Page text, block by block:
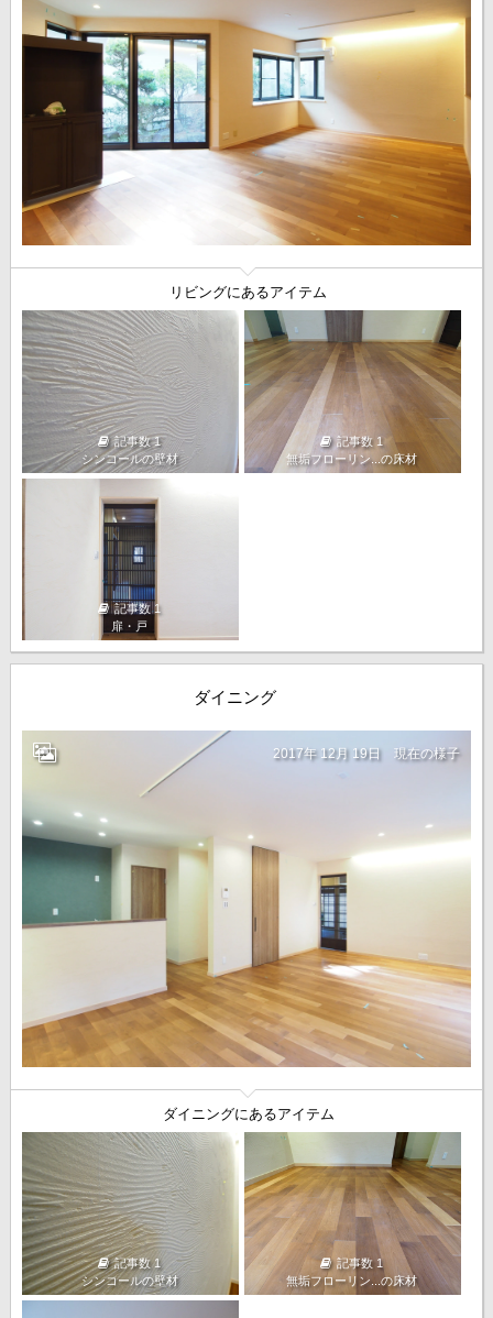
リビングにあるアイテム
記事数 1
シンコールの壁材
記事数 1
無垢フローリン...の床材
記事数 1
扉・戸
ダイニング
2017年 12月 19日 現在の様子
ダイニングにあるアイテム
記事数 1
シンコールの壁材
記事数 1
無垢フローリン...の床材